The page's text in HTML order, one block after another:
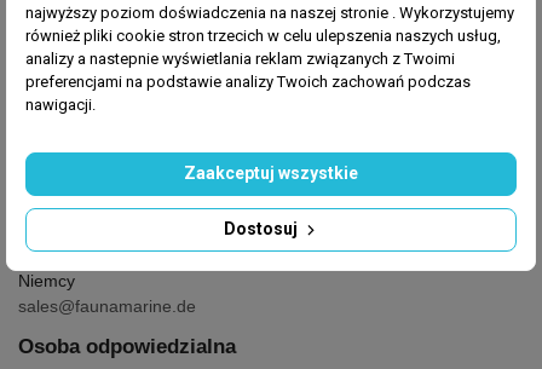
GPSR
Producent: Fauna Marin
Fauna Marin GmbH
71088 Holzgerlingen,
Niemcy
sales@faunamarine.de
Osoba odpowiedzialna
najwyższy poziom doświadczenia na naszej stronie . Wykorzystujemy
również pliki cookie stron trzecich w celu ulepszenia naszych usług,
analizy a nastepnie wyświetlania reklam związanych z Twoimi
preferencjami na podstawie analizy Twoich zachowań podczas
nawigacji.
Dostosuj
Zaakceptuj wszystkie